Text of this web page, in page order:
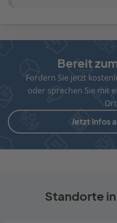
Bereit
Fordern Sie jetzt
oder sprechen Sie mit
Ort
Jetzt Infos
Standorte